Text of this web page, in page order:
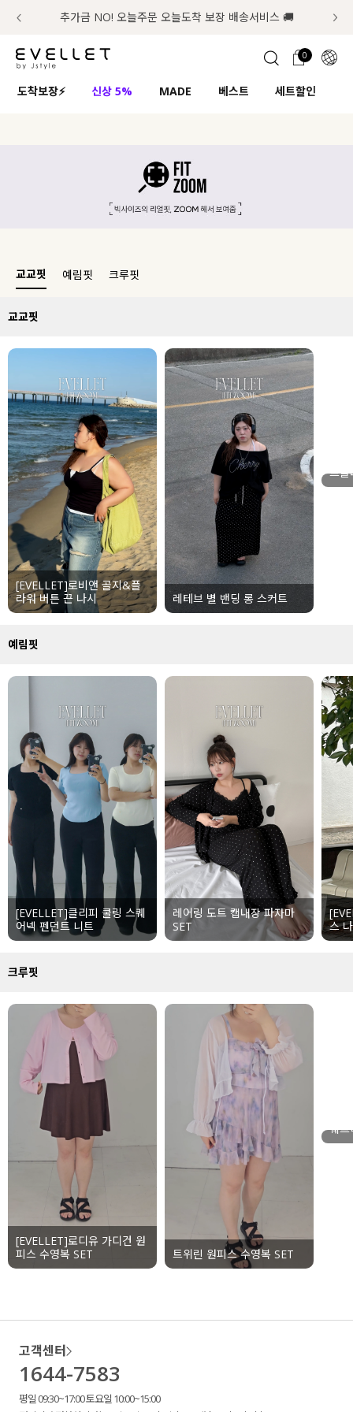
첫구매 한정 인기상품 100원~
럭키 이룰렛 최대 30% OFF + 100% 당첨
📢 8월 여름휴무 배송안내
추가금 NO! 오늘주문 오늘도착 보장 배송서비스 🚚
0
도착보장⚡ 신상 5% MADE 베스트 세트할인
ENG
신상 5%
베스트
MADE
세트할인 ~30%
하객룩
살안타템
110사이즈
플러스핏
티셔츠
팬츠
수영복
아우터
스커트
언더웨어/파자마
코디템
FIT ZOOM
ALL
니트
블라우스
원피스
팬츠
스커트
액티브웨어
언더웨어
ACC
교교핏 예림핏 크루핏
교교핏
[EVELLET]로비앤 골지&플
라워 버튼 끈 나시
레테브 별 밴딩 롱 스커트
프숄
예림핏
[EVELLET]클리피 쿨링 스퀘
어넥 펜던트 니트
레어링 도트 캡내장 파자마
SET
스
크루핏
[EVELLET]로디유 가디건 원
피스 수영복 SET
트위린 원피스 수영복 SET
웨프
고객센터
1644-7583
평일 09:30~17:00 토요일 10:00~15:00